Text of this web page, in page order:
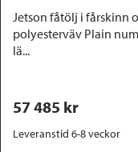
Jetson fåtölj i fårskinn
polyesterväv Plain
lä...
57 485 kr
Leveranstid 6-8 veckor